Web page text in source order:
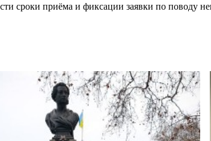
сроки приёма и фиксации заявки по поводу